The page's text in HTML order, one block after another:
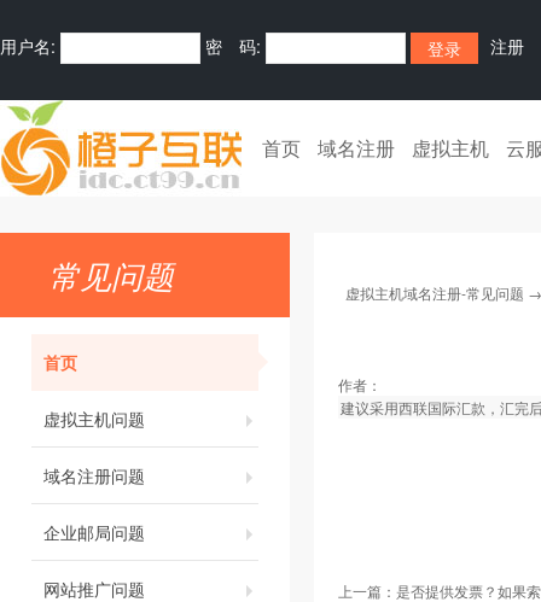
用户名: 密 码: 注册
首页 域名注册 虚拟主机 云
常见问题
首页
虚拟主机问题
域名注册问题
企业邮局问题
网站推广问题
虚拟主机域名注册-常见问题
作者：
建议采用西联国际汇款，汇完
上一篇： 是否提供发票？如果